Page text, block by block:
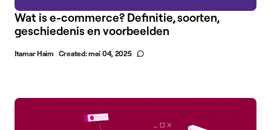
Wat is e-commerce? Definitie, soorten,
geschiedenis en voorbeelden
Itamar Haim Created:mei 04, 2025